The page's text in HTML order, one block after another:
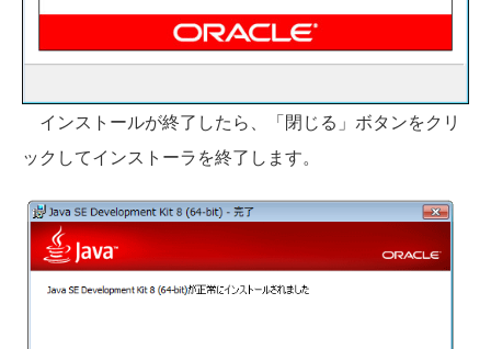
インストールが終了したら、「閉じる」ボタンをクリ
ックしてインストーラを終了します。